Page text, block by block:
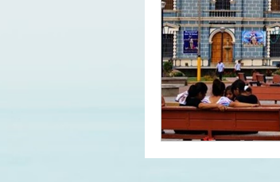
PROVINCIA
TACNA
MADRE DE